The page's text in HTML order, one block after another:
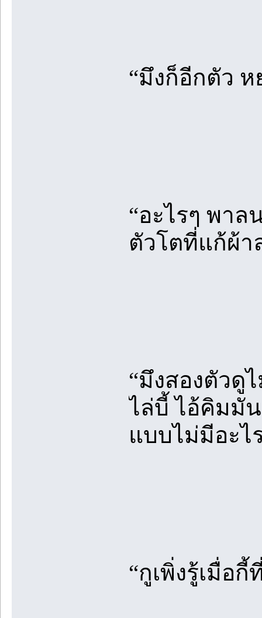
“มึงก็อีกตัว ห
“อะไรๆ พาล
ตัวโตที่แก้ผ้
“มึงสองตัวดู
ไล่บี้ ไอ้คิมมั
แบบไม่มีอะไ
“กูเพิ่งรู้เมื่อ